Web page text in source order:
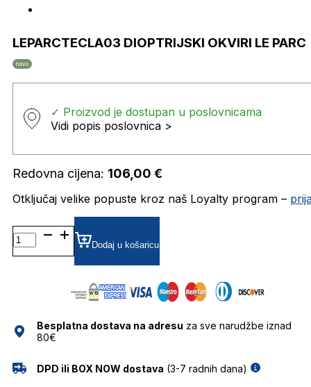
LEPARCTECLA03 DIOPTRIJSKI OKVIRI LE PARC
novo
✓ Proizvod je dostupan u poslovnicama
Vidi popis poslovnica >
Redovna cijena: 106,00 €
Otključaj velike popuste kroz naš Loyalty program –
LEPARCTECLA03 DIOPTRIJSKI
OKVIRI
LE
Dodaj u košaricu
Besplatna dostava na adresu za sve narudžbe iznad
80€
DPD ili BOX NOW dostava (3-7 radnih dana)